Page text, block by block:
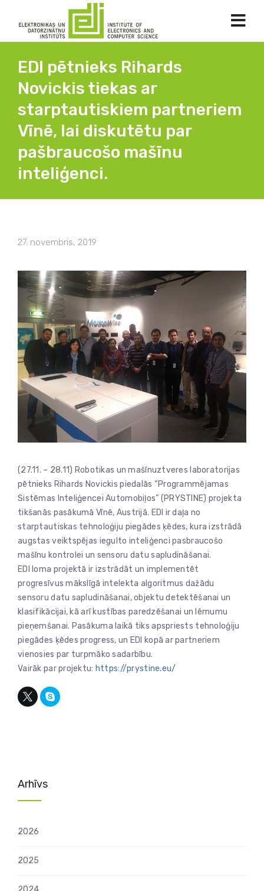
EDI pētnieks Rihards
Novickis tiekas ar
starptautiskiem partneriem
Vīnē, lai diskutētu par
pašbraucošo mašīnu
inteliģenci.
27. novembris, 2019
(27.11. – 28.11) Robotikas un mašīnuztveres laboratorijas
pētnieks Rihards Novickis piedalās “Programmējamas
Sistēmas Inteliģencei Automobiļos” (PRYSTINE) projekta
tikšanās pasākumā Vīnē, Austrijā. EDI ir daļa no
starptautiskas tehnoloģiju piegādes ķēdes, kura izstrādā
augstas veiktspējas iegulto inteliģenci pasbraucošo
mašīnu kontrolei un sensoru datu sapludināšanai.
EDI loma projektā ir izstrādāt un implementēt
progresīvus mākslīgā intelekta algoritmus dažādu
sensoru datu sapludināšanai, objektu detektēšanai un
klasifikācijai, kā arī kustības paredzēšanai un lēmumu
pieņemšanai. Pasākuma laikā tiks apspriests tehnoloģiju
piegādes ķēdes progress, un EDI kopā ar partneriem
vienosies par turpmāko sadarbību.
Vairāk par projektu: https://prystine.eu/
Arhīvs
2026
2025